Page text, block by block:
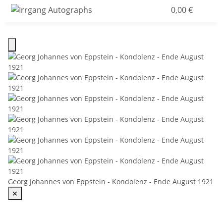
0,00 €
Georg Johannes von Eppstein - Kondolenz - Ende August 1921
✕